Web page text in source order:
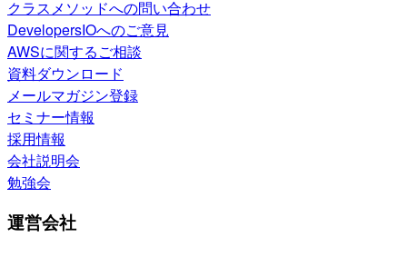
クラスメソッドへの問い合わせ
DevelopersIOへのご意見
AWSに関するご相談
資料ダウンロード
メールマガジン登録
セミナー情報
採用情報
会社説明会
勉強会
運営会社